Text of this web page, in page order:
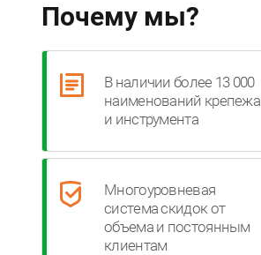
Почему мы?
В наличии более 13 000
наименований крепежа
и инструмента
Многоуровневая
система скидок от
объема и постоянным
клиентам